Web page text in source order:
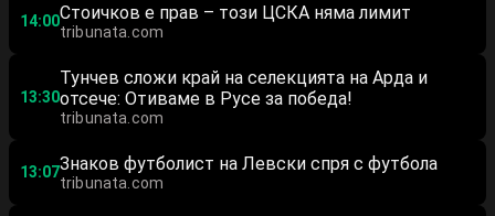
14:00Стоичков е прав – този ЦСКА няма лимит
tribunata.com
13:30
Тунчев сложи край на селекцията на Арда и
отсече: Отиваме в Русе за победа!
tribunata.com
13:07Знаков футболист на Левски спря с футбола
tribunata.com